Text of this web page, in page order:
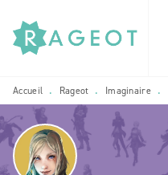
MENU RECHERCHE
PIED DE PAGE
Accueil • Rageot • Imaginaire •